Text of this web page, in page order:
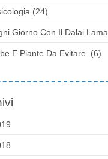
(24)
Giorno Con Il Dalai Lama.
E Piante Da Evitare. (6)